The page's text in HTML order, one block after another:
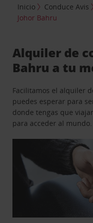
Inicio Conduce Avis
Johor Bahru
Alquiler de
Bahru a tu
Facilitamos el alquiler
puedes esperar para
donde tengas que
para acceder al mundo.